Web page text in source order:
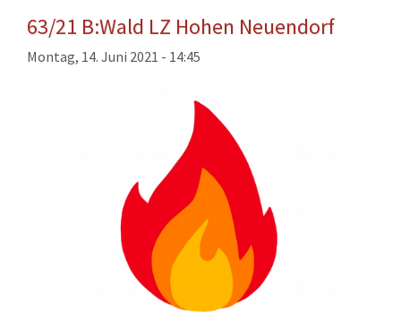
AKTUELLES
DOWNLOADS
TECHNIK
EINSÄTZE
63/21 B:Wald LZ Hohen Neuendorf
Montag, 14. Juni 2021 - 14:45